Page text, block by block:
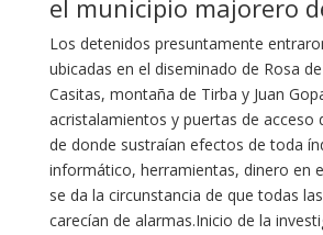
el municipio majorero
Los detenidos presuntamente
ubicadas en el diseminado de Rosa
Casitas, montaña de Tirba y Juan
acristalamientos y puertas de acceso
de donde sustraían efectos de toda
informático, herramientas, dinero en
se da la circunstancia de que todas
carecían de alarmas.Inicio de la